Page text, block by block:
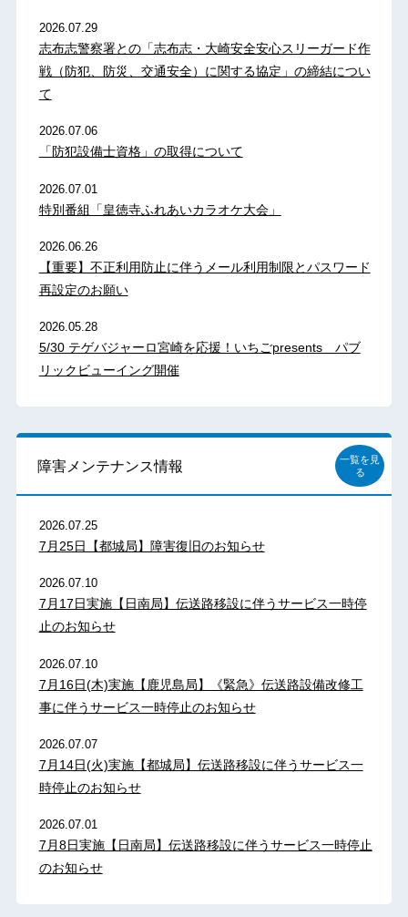
2026.07.29
志布志警察署との「志布志・大崎安全安心スリーガード作
戦（防犯、防災、交通安全）に関する協定」の締結につい
て
2026.07.06
「防犯設備士資格」の取得について
2026.07.01
特別番組「皇徳寺ふれあいカラオケ大会」
2026.06.26
【重要】不正利用防止に伴うメール利用制限とパスワード
再設定のお願い
2026.05.28
5/30 テゲバジャーロ宮崎を応援！いちごpresents パブ
リックビューイング開催
障害メンテナンス情報
一覧を見
る
2026.07.25
7月25日【都城局】障害復旧のお知らせ
2026.07.10
7月17日実施【日南局】伝送路移設に伴うサービス一時停
止のお知らせ
2026.07.10
7月16日(木)実施【鹿児島局】《緊急》伝送路設備改修工
事に伴うサービス一時停止のお知らせ
2026.07.07
7月14日(火)実施【都城局】伝送路移設に伴うサービス一
時停止のお知らせ
2026.07.01
7月8日実施【日南局】伝送路移設に伴うサービス一時停止
のお知らせ